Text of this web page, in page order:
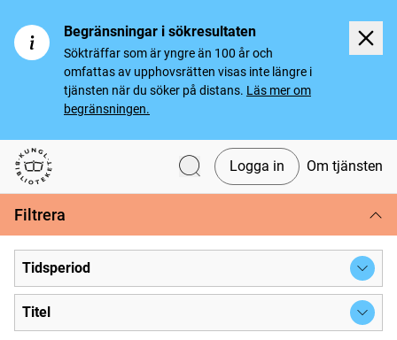
Begränsningar i sökresultaten
Sökträffar som är yngre än 100 år och
omfattas av upphovsrätten visas inte längre i
tjänsten när du söker på distans. Läs mer om
begränsningen.
Svenska tidningar
Logga in Om tjänsten
Filtrera
Tidsperiod
Titel